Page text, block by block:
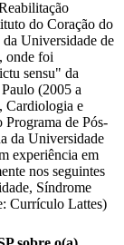
do Coração do
Universidade de
onde foi
sensu" da
(2005 a
Cardiologia e
Programa de Pós-
da Universidade
experiência em
nos seguintes
Síndrome
Currículo Lattes)